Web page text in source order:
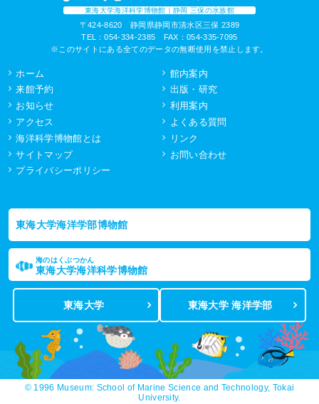
東海大学海洋科学博物館｜静岡 三保の水族館
〒424-8620 静岡県静岡市清水区三保 2389
TEL：054-334-2385 FAX：054-335-7095
※このサイトにある全てのデータの無断使用を禁止します。
ホーム
館内案内
来館予約
出版・研究
お知らせ
利用案内
アクセス
よくある質問
海洋科学博物館とは
リンク
サイトマップ
お問い合わせ
プライバシーポリシー
東海大学海洋学部博物館
海のはくぶつかん
東海大学海洋科学博物館
東海大学 東海大学 海洋学部
© 1996 Museum: School of Marine Science and Technology, Tokai
University.